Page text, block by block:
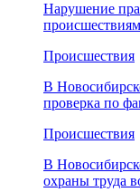
Нарушение
Происшествия
В
проверка по
Происшествия
В
охраны труда